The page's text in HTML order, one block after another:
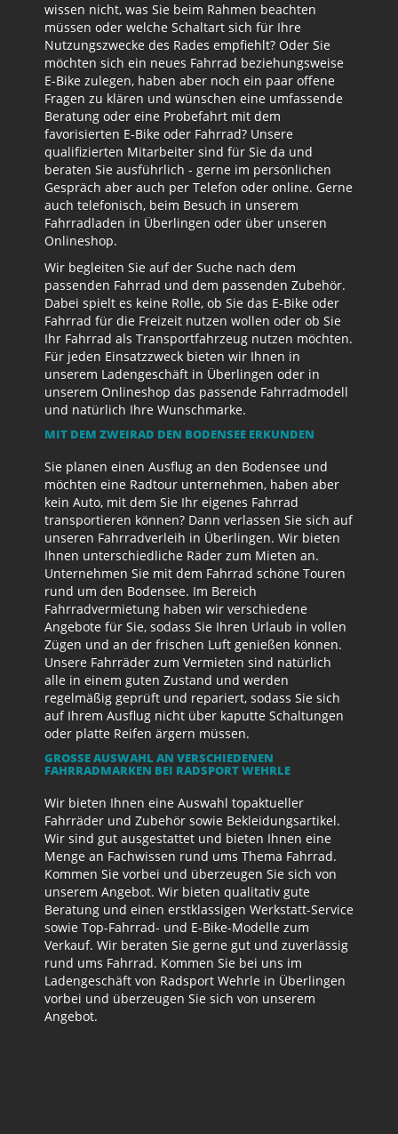
wissen nicht, was Sie beim Rahmen beachten
müssen oder welche Schaltart sich für Ihre
Nutzungszwecke des Rades empfiehlt? Oder Sie
möchten sich ein neues Fahrrad beziehungsweise
E-Bike zulegen, haben aber noch ein paar offene
Fragen zu klären und wünschen eine umfassende
Beratung oder eine Probefahrt mit dem
favorisierten E-Bike oder Fahrrad? Unsere
qualifizierten Mitarbeiter sind für Sie da und
beraten Sie ausführlich - gerne im persönlichen
Gespräch aber auch per Telefon oder online. Gerne
auch telefonisch, beim Besuch in unserem
Fahrradladen in Überlingen oder über unseren
Onlineshop.
Wir begleiten Sie auf der Suche nach dem
passenden Fahrrad und dem passenden Zubehör.
Dabei spielt es keine Rolle, ob Sie das E-Bike oder
Fahrrad für die Freizeit nutzen wollen oder ob Sie
Ihr Fahrrad als Transportfahrzeug nutzen möchten.
Für jeden Einsatzzweck bieten wir Ihnen in
unserem Ladengeschäft in Überlingen oder in
unserem Onlineshop das passende Fahrradmodell
und natürlich Ihre Wunschmarke.
MIT DEM ZWEIRAD DEN BODENSEE ERKUNDEN
Sie planen einen Ausflug an den Bodensee und
möchten eine Radtour unternehmen, haben aber
kein Auto, mit dem Sie Ihr eigenes Fahrrad
transportieren können? Dann verlassen Sie sich auf
unseren Fahrradverleih in Überlingen. Wir bieten
Ihnen unterschiedliche Räder zum Mieten an.
Unternehmen Sie mit dem Fahrrad schöne Touren
rund um den Bodensee. Im Bereich
Fahrradvermietung haben wir verschiedene
Angebote für Sie, sodass Sie Ihren Urlaub in vollen
Zügen und an der frischen Luft genießen können.
Unsere Fahrräder zum Vermieten sind natürlich
alle in einem guten Zustand und werden
regelmäßig geprüft und repariert, sodass Sie sich
auf Ihrem Ausflug nicht über kaputte Schaltungen
oder platte Reifen ärgern müssen.
GROSSE AUSWAHL AN VERSCHIEDENEN F
AHRRADMARKEN BEI RADSPORT WEHRLE
Wir bieten Ihnen eine Auswahl topaktueller
Fahrräder und Zubehör sowie Bekleidungsartikel.
Wir sind gut ausgestattet und bieten Ihnen eine
Menge an Fachwissen rund ums Thema Fahrrad.
Kommen Sie vorbei und überzeugen Sie sich von
unserem Angebot. Wir bieten qualitativ gute
Beratung und einen erstklassigen Werkstatt-Service
sowie Top-Fahrrad- und E-Bike-Modelle zum
Verkauf. Wir beraten Sie gerne gut und zuverlässig
rund ums Fahrrad. Kommen Sie bei uns im
Ladengeschäft von Radsport Wehrle in Überlingen
vorbei und überzeugen Sie sich von unserem
Angebot.